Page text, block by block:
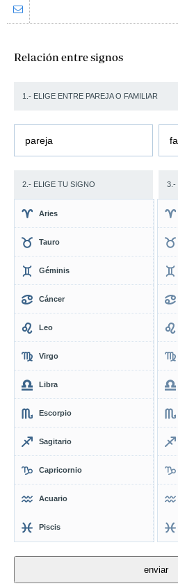
Relación entre signos
1.- ELIGE ENTRE PAREJA O FAMILIAR
pareja
2.- ELIGE TU SIGNO 3.-
Aries
Tauro
Géminis
Cáncer
Leo
Virgo
Libra
Escorpio
Sagitario
Capricornio
Acuario
Piscis